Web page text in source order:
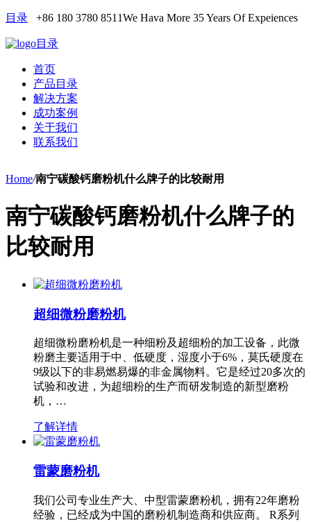
目录 +86 180 3780 8511We Hava More 35 Years Of Expeiences
目录
首页
产品目录
解决方案
成功案例
关于我们
联系我们
Home/南宁碳酸钙磨粉机什么牌子的比较耐用
南宁碳酸钙磨粉机什么牌子的
比较耐用
超细微粉磨粉机
超细微粉磨粉机是一种细粉及超细粉的加工设备，此微
粉磨主要适用于中、低硬度，湿度小于6%，莫氏硬度在
9级以下的非易燃易爆的非金属物料。它是经过20多次的
试验和改进，为超细粉的生产而研发制造的新型磨粉
机，…
了解详情
雷蒙磨粉机
我们公司专业生产大、中型雷蒙磨粉机，拥有22年磨粉
经验，已经成为中国的磨粉机制造商和供应商。 R系列